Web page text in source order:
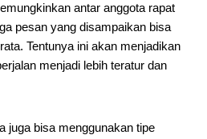
antar anggota rapat
pesan yang disampaikan bisa
Tentunya ini akan menjadikan
menjadi lebih teratur dan
juga bisa menggunakan tipe